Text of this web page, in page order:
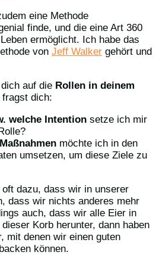
eine Methode
finde, und die eine Art 360
ermöglicht. Ich habe das
von Jeff Walker gehört und
auf die Rollen in deinem
dich:
welche Intention setze ich mir
möchte ich in den
umsetzen, um diese Ziele zu
dazu, dass wir in unserer
dass wir nichts anderes mehr
auch, dass wir alle Eier in
Korb herunter, dann haben
mit denen wir einen guten
können.